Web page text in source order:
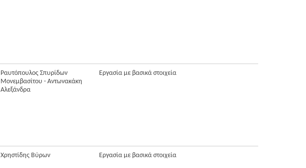
Ραυτόπουλος Σπυρίδων
Μονεμβασίτου - Αντωνακάκη
Αλεξάνδρα
Εργασία με βασικά στοιχεία
Χρηστίδης Βύρων Εργασία με βασικά στοιχεία